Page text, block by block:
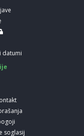
datumi
soglasij